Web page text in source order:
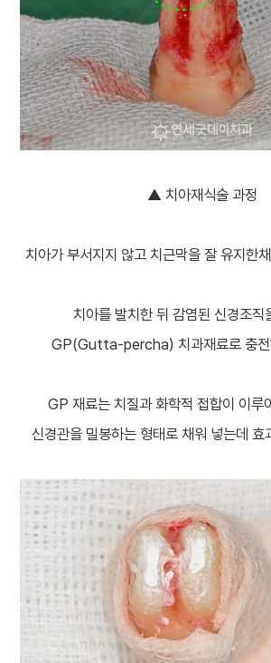
▲ 치아재식술 과정
치아가 부서지지 않고 치근막을 잘 유지한
치아를 발치한 뒤 감염된 신경조직
GP(Gutta-percha) 치과재료로 충전
GP 재료는 치질과 화학적 접합이 이루
신경관을 밀봉하는 형태로 채워 넣는데 효